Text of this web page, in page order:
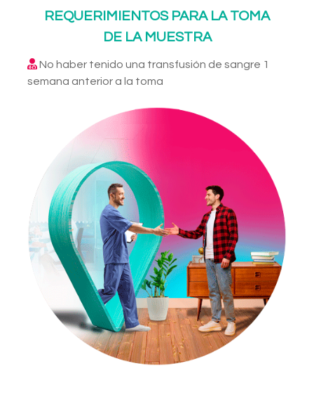
REQUERIMIENTOS PARA LA TOMA
DE LA MUESTRA
No haber tenido una transfusión de sangre 1
semana anterior a la toma